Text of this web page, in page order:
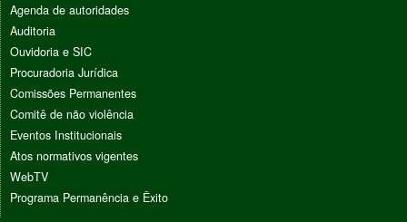
Agenda de autoridades
Auditoria
Ouvidoria e SIC
Procuradoria Jurídica
Comissões Permanentes
Comitê de não violência
Eventos Institucionais
Atos normativos vigentes
WebTV
Programa Permanência e Êxito